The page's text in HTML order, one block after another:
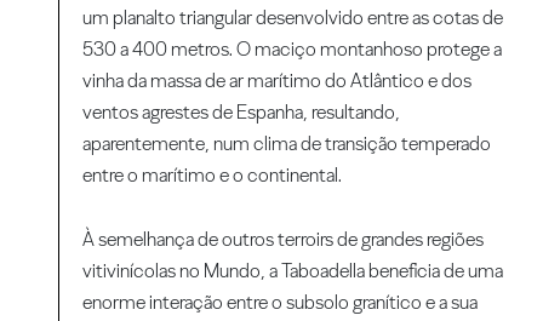
um planalto triangular desenvolvido entre as cotas de
530 a 400 metros. O maciço montanhoso protege a
vinha da massa de ar marítimo do Atlântico e dos
ventos agrestes de Espanha, resultando,
aparentemente, num clima de transição temperado
entre o marítimo e o continental.
À semelhança de outros terroirs de grandes regiões
vitivinícolas no Mundo, a Taboadella beneficia de uma
enorme interação entre o subsolo granítico e a sua